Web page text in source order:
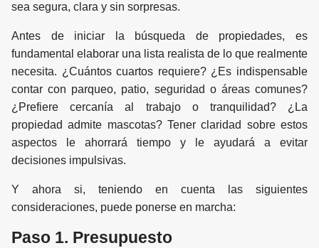
sea segura, clara y sin sorpresas.
Antes de iniciar la búsqueda de propiedades, es
fundamental elaborar una lista realista de lo que realmente
necesita. ¿Cuántos cuartos requiere? ¿Es indispensable
contar con parqueo, patio, seguridad o áreas comunes?
¿Prefiere cercanía al trabajo o tranquilidad? ¿La
propiedad admite mascotas? Tener claridad sobre estos
aspectos le ahorrará tiempo y le ayudará a evitar
decisiones impulsivas.
Y ahora si, teniendo en cuenta las siguientes
consideraciones, puede ponerse en marcha:
Paso 1. Presupuesto